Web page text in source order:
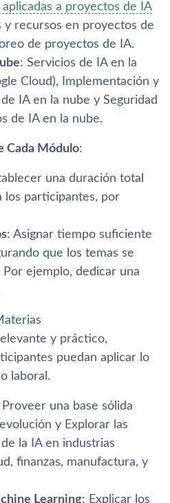
a proyectos de IA
recursos en proyectos de
de proyectos de IA.
: Servicios de IA en la
Cloud), Implementación y
IA en la nube y Seguridad
de IA en la nube.
Cada Módulo:
una duración total
los participantes, por
: Asignar tiempo suficiente
que los temas se
ejemplo, dedicar una
y práctico,
puedan aplicar lo
laboral.
Proveer una base sólida
y Explorar las
la IA en industrias
finanzas, manufactura, y
Learning: Explicar los